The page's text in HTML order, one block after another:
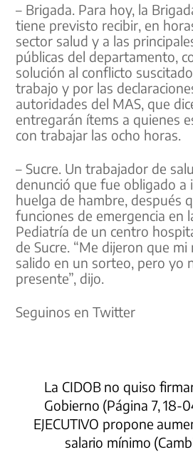
– Brigada. Para hoy, la
tiene previsto recibir, en
sector salud y a las
públicas del departamento,
solución al conflicto
trabajo y por las
autoridades del MAS, que
entregarán ítems a quienes
con trabajar las ocho horas.
– Sucre. Un trabajador de
denunció que fue obligado a
huelga de hambre, después
funciones de emergencia en
Pediatría de un centro
de Sucre. “Me dijeron que
salido en un sorteo, pero yo
presente”, dijo.
Seguinos en Twitter
La CIDOB no quiso
Gobierno (Página 7, 18-
EJECUTIVO propone
salario mínimo